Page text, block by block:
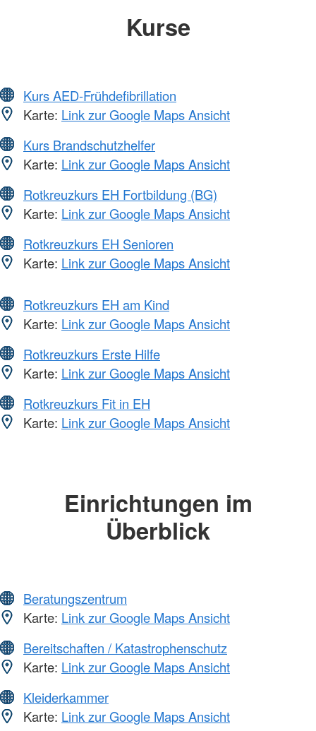
Kurse
Kurs AED-Frühdefibrillation
Karte: Link zur Google Maps Ansicht
Kurs Brandschutzhelfer
Karte: Link zur Google Maps Ansicht
Rotkreuzkurs EH Fortbildung (BG)
Karte: Link zur Google Maps Ansicht
Rotkreuzkurs EH Senioren
Karte: Link zur Google Maps Ansicht
Rotkreuzkurs EH am Kind
Karte: Link zur Google Maps Ansicht
Rotkreuzkurs Erste Hilfe
Karte: Link zur Google Maps Ansicht
Rotkreuzkurs Fit in EH
Karte: Link zur Google Maps Ansicht
Einrichtungen im
Überblick
Beratungszentrum
Karte: Link zur Google Maps Ansicht
Bereitschaften / Katastrophenschutz
Karte: Link zur Google Maps Ansicht
Kleiderkammer
Karte: Link zur Google Maps Ansicht